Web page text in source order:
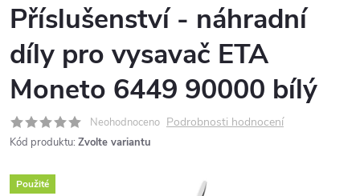
Příslušenství - náhradní
díly pro vysavač ETA
Moneto 6449 90000 bílý
Neohodnoceno Podrobnosti hodnocení
Kód produktu: Zvolte variantu
Použité